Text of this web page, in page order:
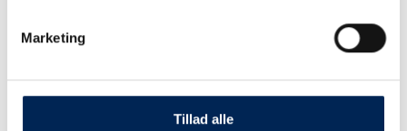
Marketing
Tillad alle